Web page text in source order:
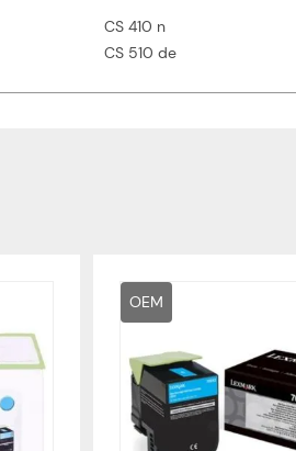
CS 410 n
CS 510 de
OEM